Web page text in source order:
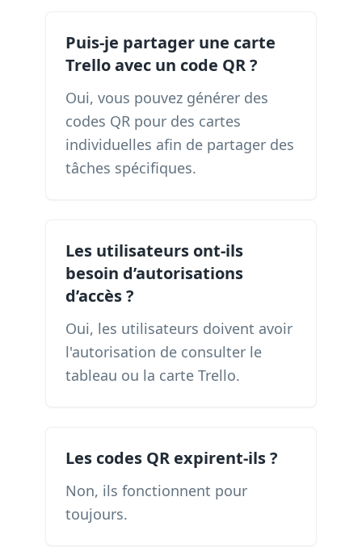
Puis-je partager une carte
Trello avec un code QR ?
Oui, vous pouvez générer des
codes QR pour des cartes
individuelles afin de partager des
tâches spécifiques.
Les utilisateurs ont-ils
besoin d’autorisations
d’accès ?
Oui, les utilisateurs doivent avoir
l'autorisation de consulter le
tableau ou la carte Trello.
Les codes QR expirent-ils ?
Non, ils fonctionnent pour
toujours.